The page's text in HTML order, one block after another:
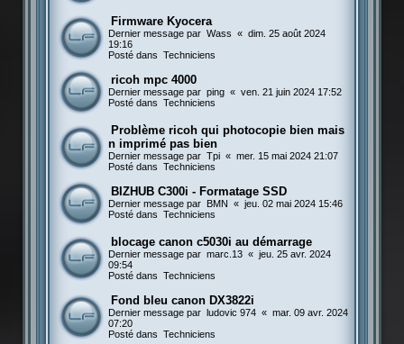
Firmware Kyocera
Dernier message par Wass « dim. 25 août 2024
19:16
Posté dans Techniciens
ricoh mpc 4000
Dernier message par ping « ven. 21 juin 2024 17:52
Posté dans Techniciens
Problème ricoh qui photocopie bien mais
n imprimé pas bien
Dernier message par Tpi « mer. 15 mai 2024 21:07
Posté dans Techniciens
BIZHUB C300i - Formatage SSD
Dernier message par BMN « jeu. 02 mai 2024 15:46
Posté dans Techniciens
blocage canon c5030i au démarrage
Dernier message par marc.13 « jeu. 25 avr. 2024
09:54
Posté dans Techniciens
Fond bleu canon DX3822i
Dernier message par ludovic 974 « mar. 09 avr. 2024
07:20
Posté dans Techniciens